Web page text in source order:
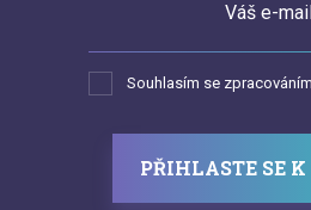
Váš e-mail
Souhlasím se
PŘIHLASTE SE K